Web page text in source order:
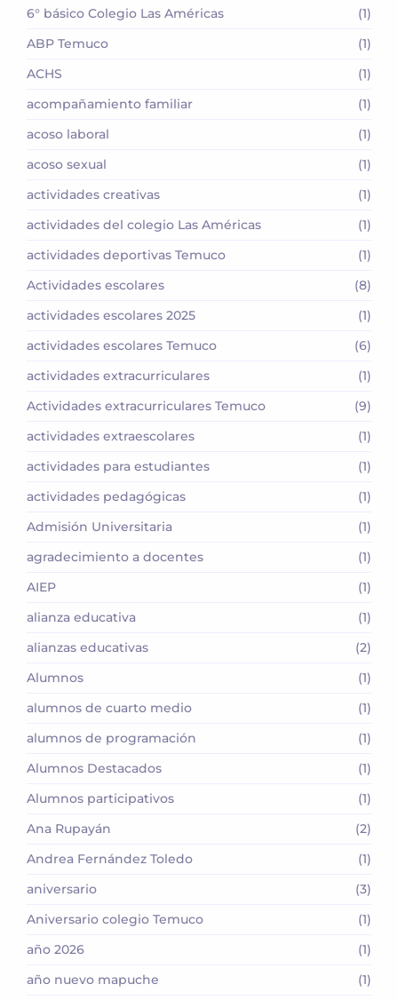
6° básico Colegio Las Américas
(1)
ABP Temuco
(1)
ACHS
(1)
acompañamiento familiar
(1)
acoso laboral
(1)
acoso sexual
(1)
actividades creativas
(1)
actividades del colegio Las Américas
(1)
actividades deportivas Temuco
(1)
Actividades escolares
(8)
actividades escolares 2025
(1)
actividades escolares Temuco
(6)
actividades extracurriculares
(1)
Actividades extracurriculares Temuco
(9)
actividades extraescolares
(1)
actividades para estudiantes
(1)
actividades pedagógicas
(1)
Admisión Universitaria
(1)
agradecimiento a docentes
(1)
AIEP
(1)
alianza educativa
(1)
alianzas educativas
(2)
Alumnos
(1)
alumnos de cuarto medio
(1)
alumnos de programación
(1)
Alumnos Destacados
(1)
Alumnos participativos
(1)
Ana Rupayán
(2)
Andrea Fernández Toledo
(1)
aniversario
(3)
Aniversario colegio Temuco
(1)
año 2026
(1)
año nuevo mapuche
(1)